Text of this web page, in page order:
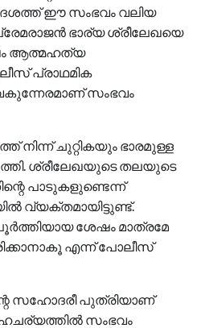
ഈ സംഭവം വലിയ
ഭാര്യ ശ്രീലേഖയെ
ആത്മഹത്യ
പ്രാഥമിക
സംഭവം
നിന്ന് ചുറ്റികയും ഭാരമുള്ള
ശ്രീലേഖയുടെ തലയുടെ
പാടുകളുണ്ടെന്ന്
വ്യക്തമായിട്ടുണ്ട്.
ശേഷം മാത്രമേ
എന്ന് പോലീസ്
സഹോദരീ പുത്രിയാണ്
സംഭവം